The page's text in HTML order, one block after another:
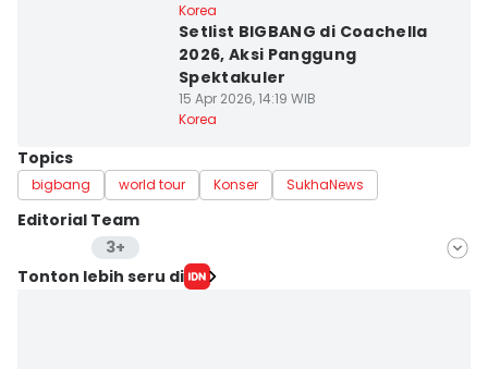
Korea
Setlist BIGBANG di Coachella
2026, Aksi Panggung
Spektakuler
15 Apr 2026, 14:19 WIB
Korea
Topics
bigbang world tour Konser SukhaNews
Editorial Team
3+
Editor
Tonton lebih seru di